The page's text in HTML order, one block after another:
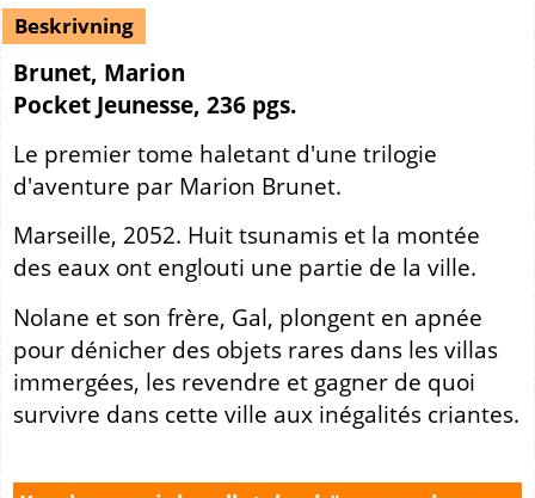
Beskrivning
Brunet, Marion
Pocket Jeunesse, 236 pgs.
Le premier tome haletant d'une trilogie
d'aventure par Marion Brunet.
Marseille, 2052. Huit tsunamis et la montée
des eaux ont englouti une partie de la ville.
Nolane et son frère, Gal, plongent en apnée
pour dénicher des objets rares dans les villas
immergées, les revendre et gagner de quoi
survivre dans cette ville aux inégalités criantes.